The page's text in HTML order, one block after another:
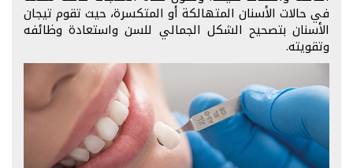
في حالات الأسنان المتهالكة أو المتكسرة، حيث تقوم تيجان
الأسنان بتصحيح الشكل الجمالي للسن واستعادة وظائفه
وتقويته.